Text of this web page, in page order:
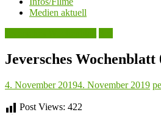
Medien aktuell
Jeversches Wochenblatt
4. November 20194. November 2019
Post Views: 422